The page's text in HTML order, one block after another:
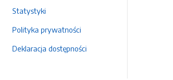
Statystyki
Polityka prywatności
Deklaracja dostępności